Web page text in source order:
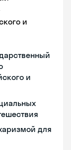
и
и
для